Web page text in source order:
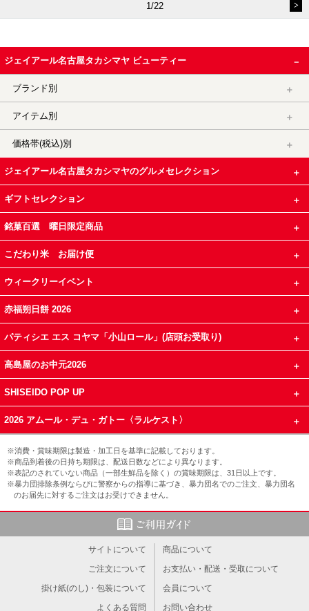
1/22
ジェイアール名古屋タカシマヤ ビューティー
ブランド別
アイテム別
価格帯(税込)別
ジェイアール名古屋タカシマヤのグルメセレクション
ギフトセレクション
銘菓百選 曜日限定商品
こだわり米 お届け便
ウィークリーイベント
赤福朔日餅 2026
パティシエ エス コヤマ「小山ロール」(店頭お受取り)
高島屋のお中元2026
SHISEIDO POP UP
2026 アムール・デュ・ガトー〈ラルケスト〉
※消費・賞味期限は製造・加工日を基準に記載しております。
※商品到着後の日持ち期限は、配送日数などにより異なります。
※表記のされていない商品（一部生鮮品を除く）の賞味期限は、31日以上です。
※暴力団排除条例ならびに警察からの指導に基づき、暴力団名でのご注文、暴力団名
のお届先に対するご注文はお受けできません。
サイトについて
商品について
ご注文について
お支払い・配送・受取について
掛け紙(のし)・包装について
会員について
よくある質問
お問い合わせ